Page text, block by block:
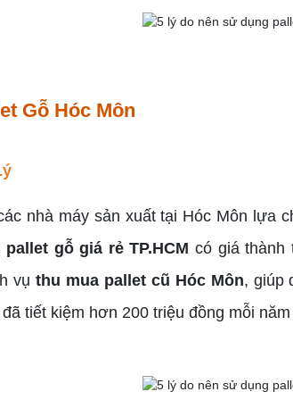
Gỗ Hóc Môn
nhà máy sản xuất tại Hóc Môn lựa
pallet gỗ giá rẻ TP.HCM có giá thành
vụthu mua pallet cũ Hóc Môn, giúp
tiết kiệm hơn 200 triệu đồng mỗi